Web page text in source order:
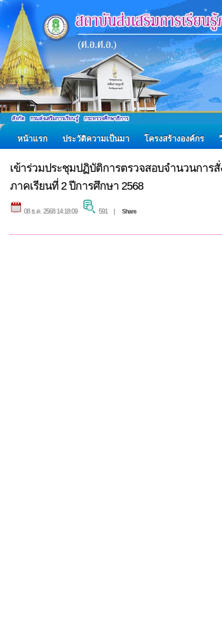
หน้าแรก ประวัติความเป็นมา โครงสร้างองค์กร
เข้าร่วมประชุมปฏิบัติการตรวจสอบจำนวนกา
ภาคเรียนที่ 2 ปีการศึกษา 2568
08 ธ.ค. 2568 14:18:09 591 | Share